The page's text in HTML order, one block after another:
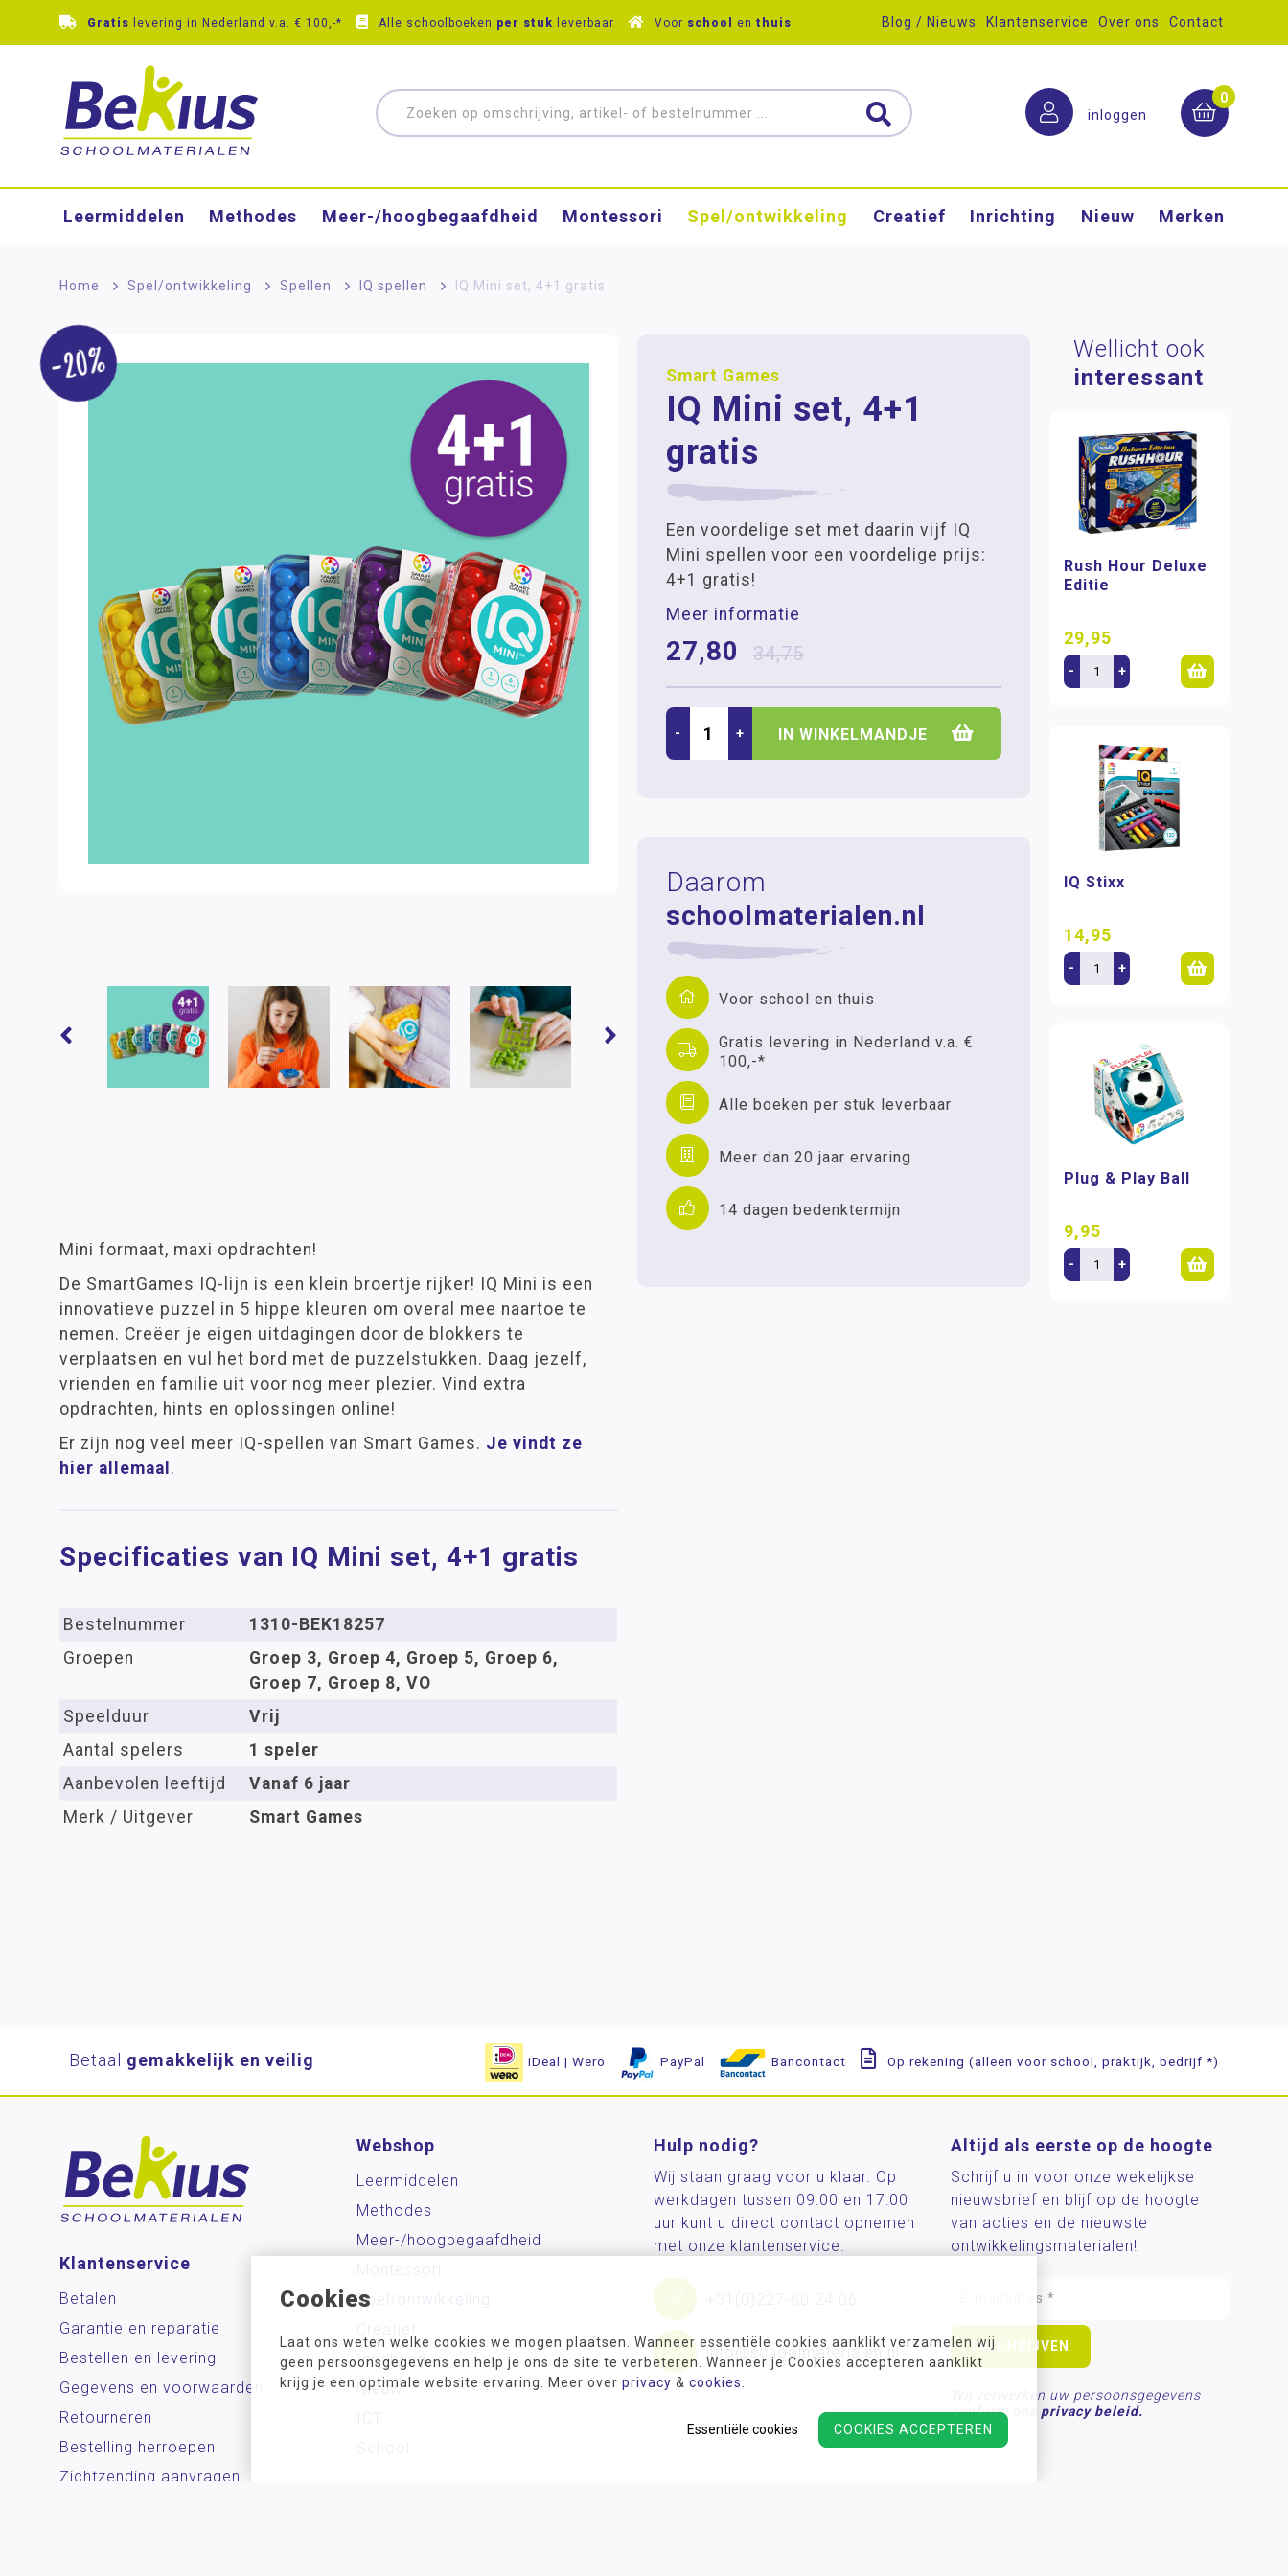
Cookies
Laat ons weten welke cookies we mogen plaatsen. Wanneer essentiële cookies aanklikt verzamelen wij
geen persoonsgegevens en help je ons de site te verbeteren. Wanneer je Cookies accepteren aanklikt
krijg je een optimale website ervaring. Meer over privacy & cookies
COOKIES ACCEPTEREN
Essentiële cookies
Gratis levering in Nederland v.a. € 100,-* Alle schoolboeken per stuk leverbaar Voor school en thuis Blog / Nieuws Klantenservice Over ons Contact
inloggen
0
Leermiddelen Methodes Meer-/hoog­begaafdheid Montessori Spel/ontwikkeling Creatief Inrichting Nieuw Merken
Home > Spel/ontwikkeling > Spellen > IQ spellen > IQ Mini set, 4+1 gratis
-20% Smart Games
IQ Mini set, 4+1
gratis
Een voordelige set met daarin vijf IQ
Mini spellen voor een voordelige prijs:
4+1 gratis!
Meer informatie
27,80 34,75
- + IN WINKELMANDJE
Daarom
schoolmaterialen.nl
Voor school en thuis
Gratis levering in Nederland v.a. €
100,-*
Alle boeken per stuk leverbaar
Meer dan 20 jaar ervaring
14 dagen bedenktermijn
Mini formaat, maxi opdrachten!
De SmartGames IQ-lijn is een klein broertje rijker! IQ Mini is een
innovatieve puzzel in 5 hippe kleuren om overal mee naartoe te
nemen. Creëer je eigen uitdagingen door de blokkers te
verplaatsen en vul het bord met de puzzelstukken. Daag jezelf,
vrienden en familie uit voor nog meer plezier. Vind extra
opdrachten, hints en oplossingen online!
Er zijn nog veel meer IQ-spellen van Smart Games. Je vindt ze
hier allemaal .
Specificaties van IQ Mini set, 4+1 gratis
Bestelnummer
1310-BEK18257
Groepen
Groep 3, Groep 4, Groep 5, Groep 6,
Groep 7, Groep 8, VO
Speelduur
Vrij
Aantal spelers
1 speler
Aanbevolen leeftijd
Vanaf 6 jaar
Merk / Uitgever
Smart Games
Wellicht ook
interessant
Rush Hour Deluxe
Editie
29,95
- +
IQ Stixx
14,95
- +
Plug & Play Ball
9,95
- +
Betaal gemakkelijk en veilig iDeal | Wero PayPal Bancontact Op rekening (alleen voor school, praktijk, bedrijf *)
Klantenservice
Betalen
Garantie en reparatie
Bestellen en levering
Gegevens en voorwaarden
Retourneren
Bestelling herroepen
Zichtzending aanvragen
Webshop
Leermiddelen
Methodes
Meer-/hoog­begaafdheid
Spel/ontwikkeling
Inrichting
Nieuw
Hulp nodig?
Wij staan graag voor u klaar. Op
werkdagen tussen 09:00 en 17:00
uur kunt u direct contact opnemen
met onze klantenservice.
info@schoolmaterialen.nl
Altijd als eerste op de hoogte
Schrijf u in voor onze wekelijkse
nieuwsbrief en blijf op de hoogte
van acties en de nieuwste
ontwikkelingsmaterialen!
Wij verwerken uw persoonsgegevens
conform ons privacy beleid.